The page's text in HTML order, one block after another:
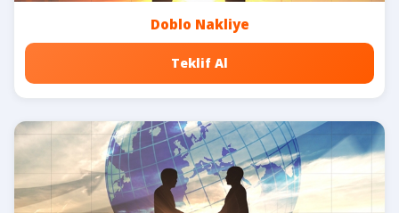
Doblo Nakliye
Teklif Al